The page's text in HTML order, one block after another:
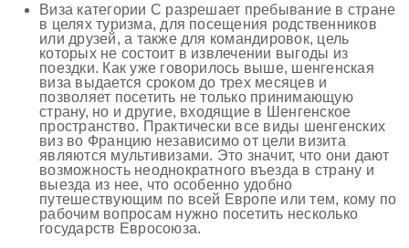
Виза категории С разрешает пребывание в стране
в целях туризма, для посещения родственников
или друзей, а также для командировок, цель
которых не состоит в извлечении выгоды из
поездки. Как уже говорилось выше, шенгенская
виза выдается сроком до трех месяцев и
позволяет посетить не только принимающую
страну, но и другие, входящие в Шенгенское
пространство. Практически все виды шенгенских
виз во Францию независимо от цели визита
являются мультивизами. Это значит, что они дают
возможность неоднократного въезда в страну и
выезда из нее, что особенно удобно
путешествующим по всей Европе или тем, кому по
рабочим вопросам нужно посетить несколько
государств Евросоюза.